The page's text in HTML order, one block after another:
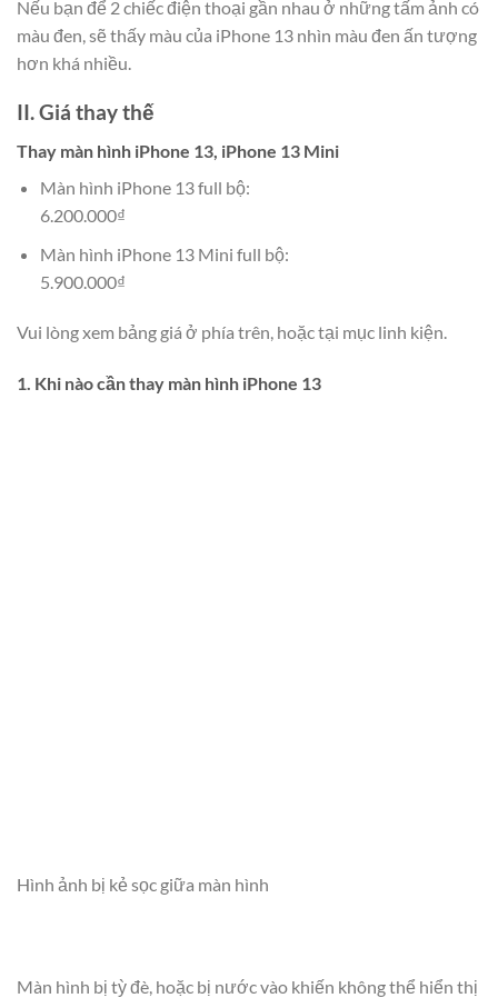
Nếu bạn để 2 chiếc điện thoại gần nhau ở những tấm ảnh có
màu đen, sẽ thấy màu của iPhone 13 nhìn màu đen ấn tượng
hơn khá nhiều.
II. Giá thay thế
Thay màn hình iPhone 13, iPhone 13 Mini
Màn hình iPhone 13 full bộ:
6.200.000₫
Màn hình iPhone 13 Mini full bộ:
5.900.000₫
Vui lòng xem bảng giá ở phía trên, hoặc tại mục linh kiện.
1. Khi nào cần thay màn hình iPhone 13
Hình ảnh bị kẻ sọc giữa màn hình
Màn hình bị tỳ đè, hoặc bị nước vào khiến không thể hiển thị